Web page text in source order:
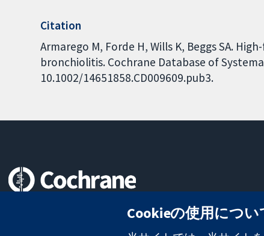
Citation
Armarego M, Forde H, Wills K, Beggs SA.
bronchiolitis. Cochrane Database of
10.1002/14651858.CD009609.pub3.
Cookieの使用につい